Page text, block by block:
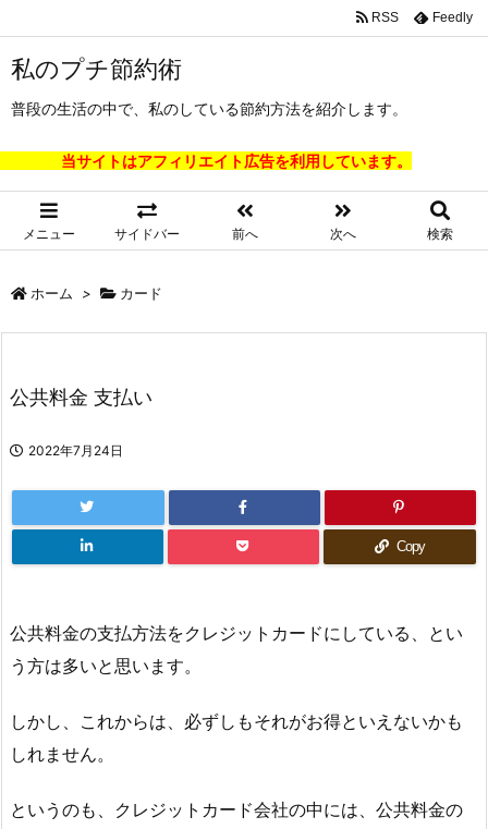
私のプチ節約術
普段の生活の中で、私のしている節約方法を紹介します。
当サイトはアフィリエイト広告を利用しています。
メニュー サイドバー 前へ 次へ 検索
RSS Feedly
ホーム > カード
公共料金 支払い
2022年7月24日
Copy
公共料金の支払方法をクレジットカードにしている、とい
う方は多いと思います。
しかし、これからは、必ずしもそれがお得といえないかも
しれません。
というのも、クレジットカード会社の中には、公共料金の